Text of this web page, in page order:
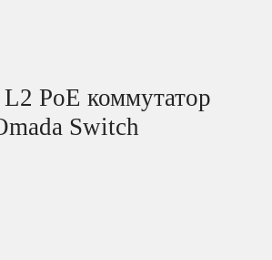
PoE коммутатор
Switch